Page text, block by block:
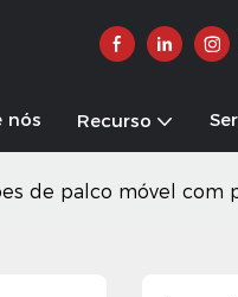
nós Recurso
de palco móvel com